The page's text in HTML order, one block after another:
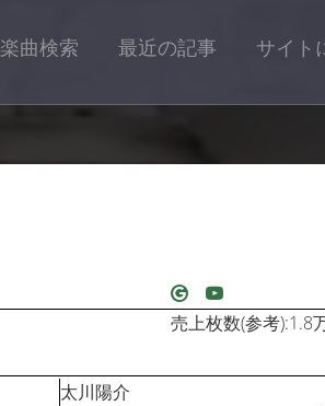
楽曲検索 最近の記事 サイト
売上枚数(参考):1.8
太川陽介